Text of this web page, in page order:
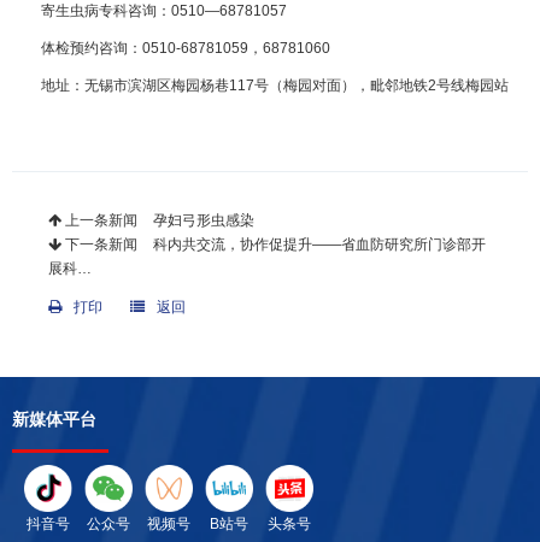
寄生虫病专科咨询：0510—68781057
体检预约咨询：0510-68781059，68781060
地址：无锡市滨湖区梅园杨巷117号（梅园对面），毗邻地铁2号线梅园站
上一条新闻
孕妇弓形虫感染
下一条新闻
科内共交流，协作促提升——省血防研究所门诊部开
展科…
打印 返回
新媒体平台
抖音号 公众号 视频号 B站号 头条号